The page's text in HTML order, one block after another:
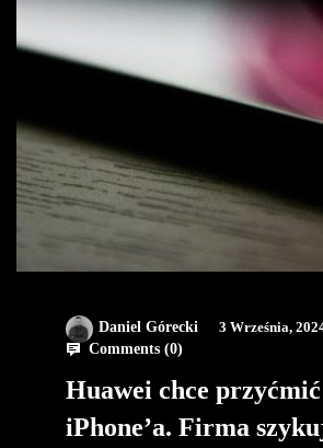
Daniel Górecki
3 Września,
Comments (0)
Huawei chce przyćmić
iPhone’a. Firma